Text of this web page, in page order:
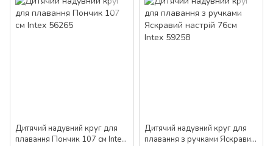
Дитячий надувний круг для
плавання Пончик 107 см Intex
Дитячий надувний круг для
плавання з ручками Яскравий